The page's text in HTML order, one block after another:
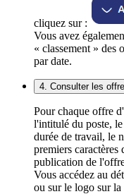
cliquez sur :
Vous avez
« classement » des
par date.
4. Consulter les
Pour chaque offre
l'intitulé du poste,
durée de travail, le
premiers
publication de
Vous accédez au
ou sur le logo sur